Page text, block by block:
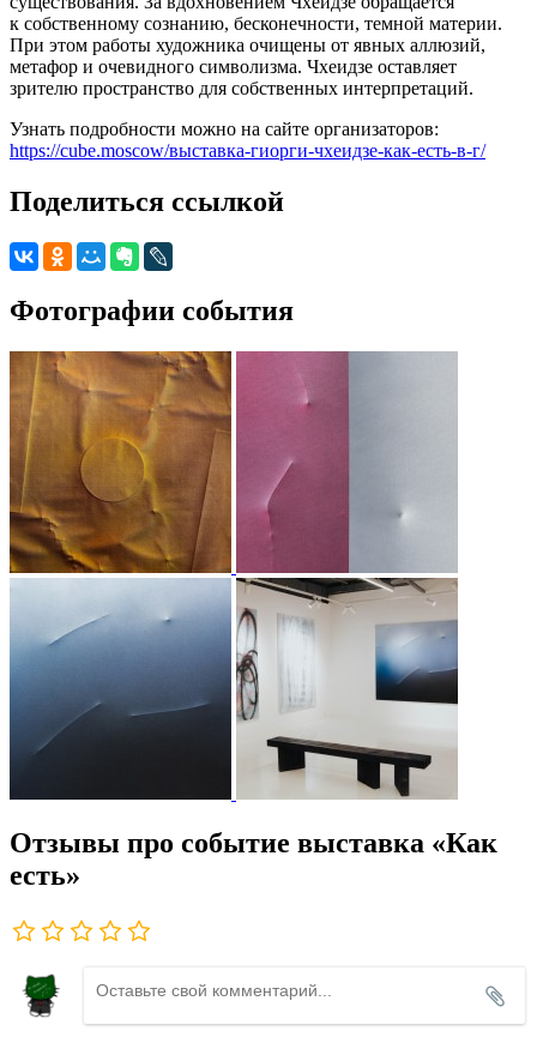
к собственному сознанию, бесконечности, темной материи.
При этом работы художника очищены от явных аллюзий,
метафор и очевидного символизма. Чхеидзе оставляет
зрителю пространство для собственных интерпретаций.
Узнать подробности можно на сайте организаторов:
https://cube.moscow/выставка-гиорги-чхеидзе-как-есть-в-г/
Поделиться ссылкой
Фотографии события
Отзывы про событие выставка «Как
есть»